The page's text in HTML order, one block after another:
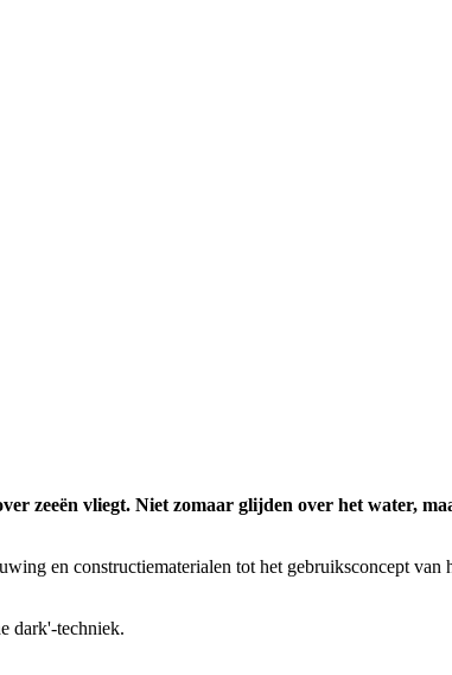
zeeën vliegt. Niet zomaar glijden over het water,
en constructiematerialen tot het gebruiksconcept
dark'-techniek.